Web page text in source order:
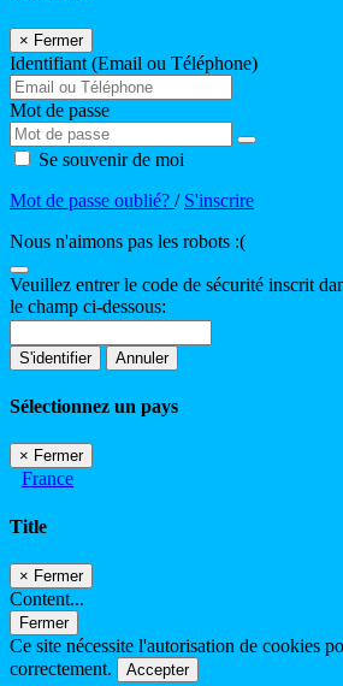
× Fermer
Identifiant (Email ou Téléphone)
Mot de passe
Se souvenir de moi
Mot de passe oublié? / S'inscrire
Nous n'aimons pas les robots :(
Veuillez entrer le code de sécurité inscrit
le champ ci-dessous:
S'identifier Annuler
Sélectionnez un pays
× Fermer
France
Title
× Fermer
Content...
Fermer
Ce site nécessite l'autorisation de cookies
correctement.
Accepter